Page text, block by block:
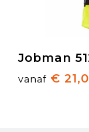
Jobman
vanaf €